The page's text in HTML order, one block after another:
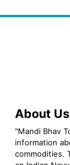
About Us
"Mandi Bhav
information
commodities.